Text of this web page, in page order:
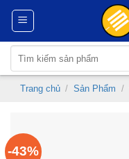
Skip
content
kiếm:
Trang chủ / Sản Phẩm /
-43%